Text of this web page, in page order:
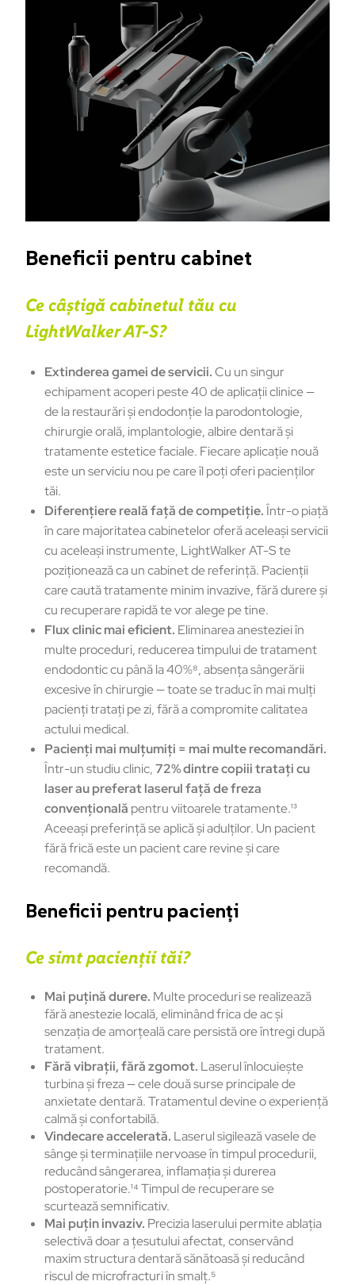
Beneficii pentru cabinet
Ce câștigă cabinetul tău cu
LightWalker AT-S?
Extinderea gamei de servicii.Cu un singur
echipament acoperi peste 40 de aplicații clinice —
de la restaurări și endodonție la parodontologie,
chirurgie orală, implantologie, albire dentară și
tratamente estetice faciale. Fiecare aplicație nouă
este un serviciu nou pe care îl poți oferi pacienților
tăi.
Diferențiere reală față de competiție.Într-o piață
în care majoritatea cabinetelor oferă aceleași servicii
cu aceleași instrumente, LightWalker AT-S te
poziționează ca un cabinet de referință. Pacienții
care caută tratamente minim invazive, fără durere și
cu recuperare rapidă te vor alege pe tine.
Flux clinic mai eficient. Eliminarea anesteziei în
multe proceduri, reducerea timpului de tratament
endodontic cu până la 40%⁸, absența sângerării
excesive în chirurgie — toate se traduc în mai mulți
pacienți tratați pe zi, fără a compromite calitatea
actului medical.
Pacienți mai mulțumiți = mai multe recomandări.
Într-un studiu clinic,72% dintre copiii tratați cu
laser au preferat laserul față de freza
convențională pentru viitoarele tratamente.¹³
Aceeași preferință se aplică și adulților. Un pacient
fără frică este un pacient care revine și care
recomandă.
Beneficii pentru pacienți
Ce simt pacienții tăi?
Mai puțină durere. Multe proceduri se realizează
fără anestezie locală, eliminând frica de ac și
senzația de amorțeală care persistă ore întregi după
tratament.
Fără vibrații, fără zgomot. Laserul înlocuiește
turbina și freza — cele două surse principale de
anxietate dentară. Tratamentul devine o experiență
calmă și confortabilă.
Vindecare accelerată. Laserul sigilează vasele de
sânge și terminațiile nervoase în timpul procedurii,
reducând sângerarea, inflamația și durerea
postoperatorie.¹⁴ Timpul de recuperare se
scurtează semnificativ.
Mai puțin invaziv. Precizia laserului permite ablația
selectivă doar a țesutului afectat, conservând
maxim structura dentară sănătoasă și reducând
riscul de microfracturi în smalț.⁵